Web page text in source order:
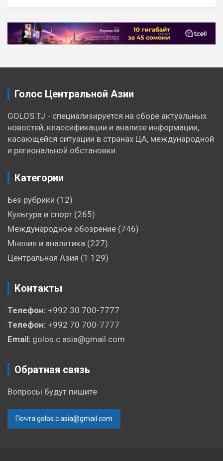
Голос Центральной Азии
GOLOS.TJ - специализируется на сборе актуальных
новостей, классификации и анализе информации,
касающейся ситуации в странах ЦА, международной
и региональной обстановки.
Категории
Без рубрики (12)
Культура и спорт (265)
Международное обозрение (746)
Мнения и аналитика (227)
Центральная Азия (1 129)
Контакты
Телефон: +992 30 700-7777
Телефон: +992 70 700-7777
Email: golos.c.asia@gmail.com
Обратная связь
Вопросы будут пишите
Почта:golos.c.asia@gmail.com